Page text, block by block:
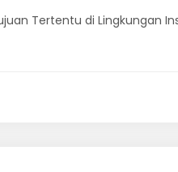
Tertentu di Lingkungan